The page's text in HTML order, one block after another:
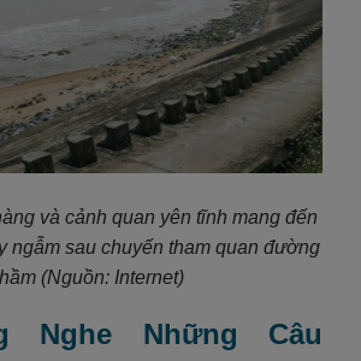
và cảnh quan yên tĩnh mang đến
ngẫm sau chuyến tham quan đường
hầm (Nguồn: Internet)
Nghe Những Câu